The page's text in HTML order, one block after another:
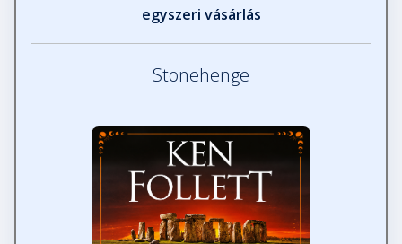
egyszeri vásárlás
Stonehenge